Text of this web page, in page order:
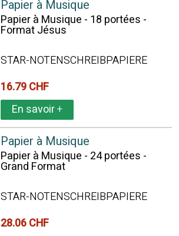
Papier à Musique
Papier à Musique - 18 portées -
Format Jésus
STAR-NOTENSCHREIBPAPIERE
16.79 CHF
En savoir+
Papier à Musique
Papier à Musique - 24 portées -
Grand Format
STAR-NOTENSCHREIBPAPIERE
28.06 CHF